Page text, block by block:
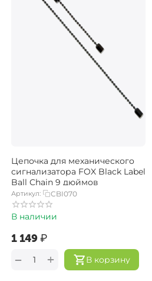
Цепочка для механического
сигнализатора FOX Black Label
Ball Chain 9 дюймов
Артикул: CBI070
В наличии
‍1 149‍₽
В корзину
+
−